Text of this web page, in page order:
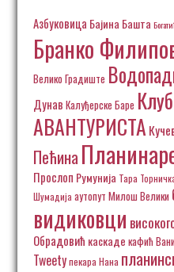
Азбуковица Бајина Башта
Бранко
Велико Градиште
Дунав Калуђерске Баре
АВАНТУРИСТА
Пећина
Прослоп Румунија Тара
Шумадија аутопут Милош Велики
видиковци
Обрадовић каскаде кафић
Tweetyпекара Нана